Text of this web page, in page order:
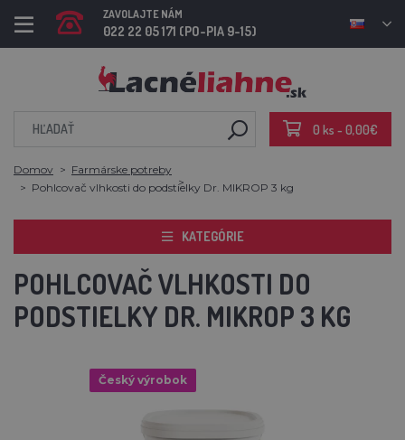
ZAVOLAJTE NÁM
022 22 05 171 (PO-PIA 9-15)
0 ks - 0,00€
Domov
Farmárske potreby
Pohlcovač vlhkosti do podstielky Dr. MIKROP 3 kg
KATEGÓRIE
POHLCOVAČ VLHKOSTI DO
PODSTIELKY DR. MIKROP 3 KG
Český výrobok